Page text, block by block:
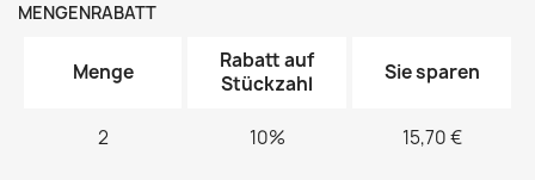
MENGENRABATT
Menge
Rabatt auf
Stückzahl
Sie sparen
2 10% 15,70 €